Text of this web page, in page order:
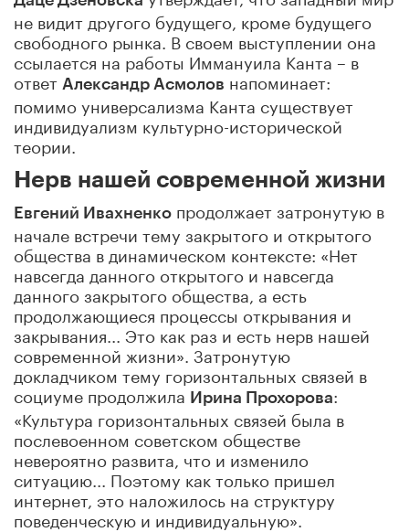
не видит другого будущего, кроме будущего
свободного рынка. В своем выступлении она
ссылается на работы Иммануила Канта – в
ответ Александр Асмолов напоминает:
помимо универсализма Канта существует
индивидуализм культурно-исторической
теории.
Нерв нашей современной жизни
Евгений Ивахненко продолжает затронутую в
начале встречи тему закрытого и открытого
общества в динамическом контексте: «Нет
навсегда данного открытого и навсегда
данного закрытого общества, а есть
продолжающиеся процессы открывания и
закрывания... Это как раз и есть нерв нашей
современной жизни». Затронутую
докладчиком тему горизонтальных связей в
социуме продолжила Ирина Прохорова:
«Культура горизонтальных связей была в
послевоенном советском обществе
невероятно развита, что и изменило
ситуацию... Поэтому как только пришел
интернет, это наложилось на структуру
поведенческую и индивидуальную».